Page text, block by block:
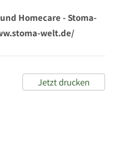
Homecare - Stoma-
welt.de/
Jetzt drucken